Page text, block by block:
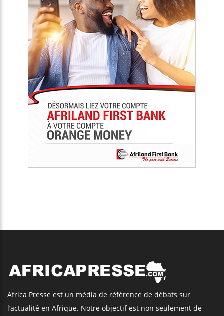
Africa Presse est un média de référence de débats sur
l’actualité en Afrique. Notre objectif est non seulement de